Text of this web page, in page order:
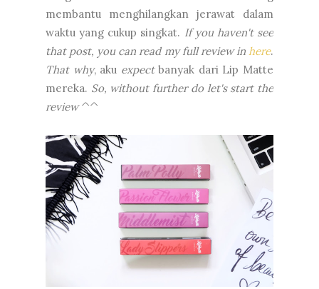
membantu menghilangkan jerawat dalam
waktu yang cukup singkat. If you haven't see
that post, you can read my full review in here.
That why, aku expectbanyak dari Lip Matte
mereka. So, without further do let's start the
review^^